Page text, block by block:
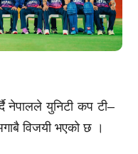
नेपालले युनिटी कप टी–
विजयी भएको छ ।